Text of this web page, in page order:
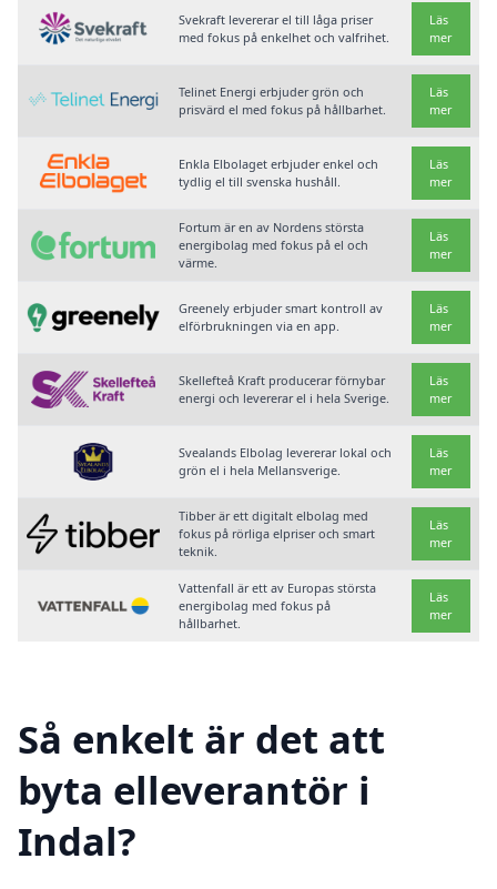
Svekraft levererar el till låga priser
med fokus på enkelhet och valfrihet.
Läs
mer
Telinet Energi erbjuder grön och
prisvärd el med fokus på hållbarhet.
Läs
mer
Enkla Elbolaget erbjuder enkel och
tydlig el till svenska hushåll.
Läs
mer
Fortum är en av Nordens största
energibolag med fokus på el och
värme.
Läs
mer
Greenely erbjuder smart kontroll av
elförbrukningen via en app.
Läs
mer
Skellefteå Kraft producerar förnybar
energi och levererar el i hela Sverige.
Läs
mer
Svealands Elbolag levererar lokal och
grön el i hela Mellansverige.
Läs
mer
Tibber är ett digitalt elbolag med
fokus på rörliga elpriser och smart
teknik.
Läs
mer
Vattenfall är ett av Europas största
energibolag med fokus på
hållbarhet.
Läs
mer
Så enkelt är det att
byta elleverantör i
Indal?